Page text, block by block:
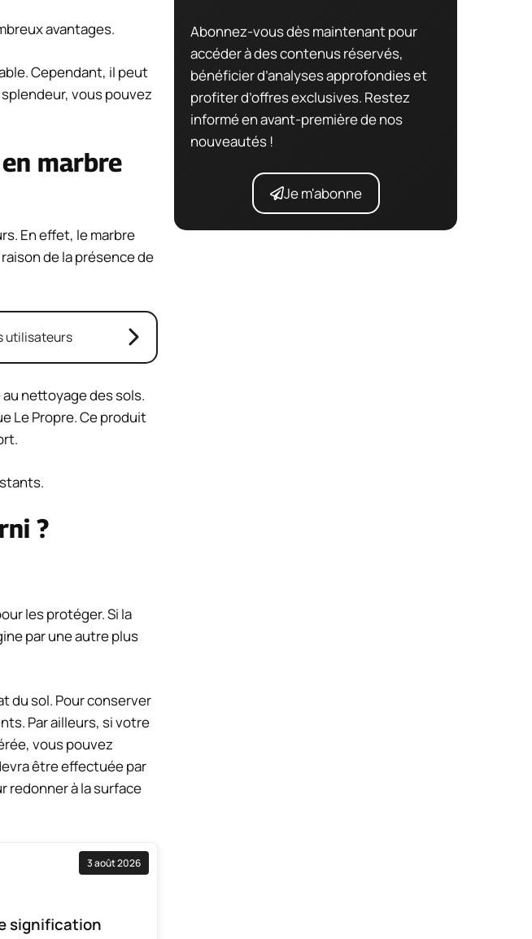
avantages.
Cependant, il peut
vous pouvez
marbre
En effet, le marbre
de la présence de
utilisateurs
nettoyage des sols.
Le Propre. Ce produit
?
les protéger. Si la
par une autre plus
du sol. Pour conserver
Par ailleurs, si votre
vous pouvez
être effectuée par
redonner à la surface
3 août 2026
signification
Abonnez-vous dès maintenant pour
accéder à des contenus réservés,
bénéficier d’analyses approfondies et
profiter d’offres exclusives. Restez
informé en avant-première de nos
nouveautés !
Je m'abonne